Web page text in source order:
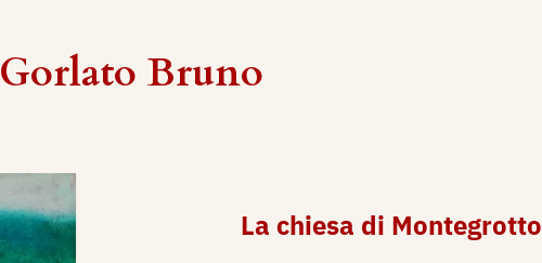
Gorlato Bruno
La chiesa di Montegrotto